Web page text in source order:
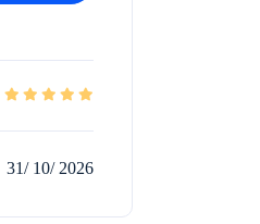
31/ 10/ 2026